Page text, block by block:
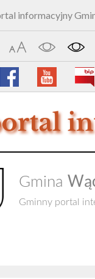
informacyjny
Gmina
Gminny portal